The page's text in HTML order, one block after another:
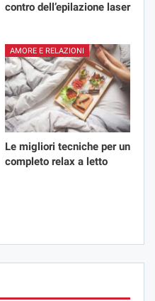
contro dell’epilazione laser
AMORE E RELAZIONI
Le migliori tecniche per un
completo relax a letto